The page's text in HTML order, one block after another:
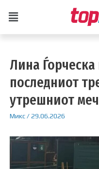
Лина Ѓорческа
последниот
утрешниот меч
Микс/29.06.2026